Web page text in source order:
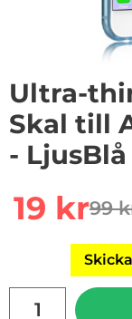
Ultra-
Skal till
- LjusBlå
rea
19 kr99